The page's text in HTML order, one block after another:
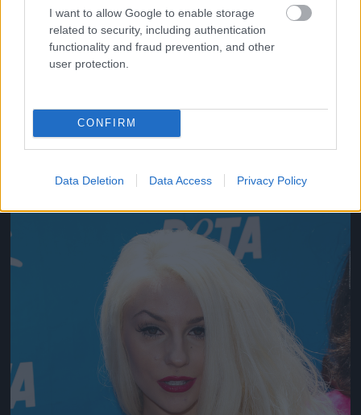
I want to allow Google to enable storage
related to security, including authentication
functionality and fraud prevention, and other
user protection.
CONFIRM
Data Deletion Data Access Privacy Policy
Tegyünk dolgokat az arcunkba látványosan!
Fotó: Paul Archuleta / Europress / Getty #10
Jön még kép!